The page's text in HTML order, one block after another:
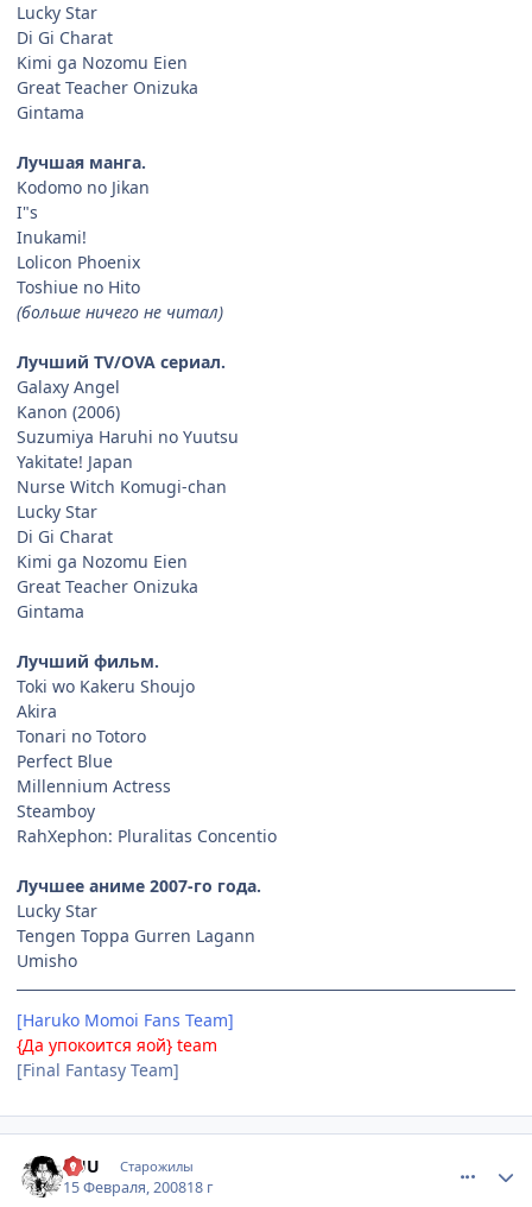
Lucky Star
Di Gi Charat
Kimi ga Nozomu Eien
Great Teacher Onizuka
Gintama
Лучшая манга.
Kodomo no Jikan
I"s
Inukami!
Lolicon Phoenix
Toshiue no Hito
(больше ничего не читал)
Лучший TV/OVA сериал.
Galaxy Angel
Kanon (2006)
Suzumiya Haruhi no Yuutsu
Yakitate! Japan
Nurse Witch Komugi-chan
Lucky Star
Di Gi Charat
Kimi ga Nozomu Eien
Great Teacher Onizuka
Gintama
Лучший фильм.
Toki wo Kakeru Shoujo
Akira
Tonari no Totoro
Perfect Blue
Millennium Actress
Steamboy
RahXephon: Pluralitas Concentio
Лучшее аниме 2007-го года.
Lucky Star
Tengen Toppa Gurren Lagann
Umisho
[Haruko Momoi Fans Team]
{Да упокоится яой} team
[Final Fantasy Team]
KUU Старожилы
15 Февраля, 200818 г